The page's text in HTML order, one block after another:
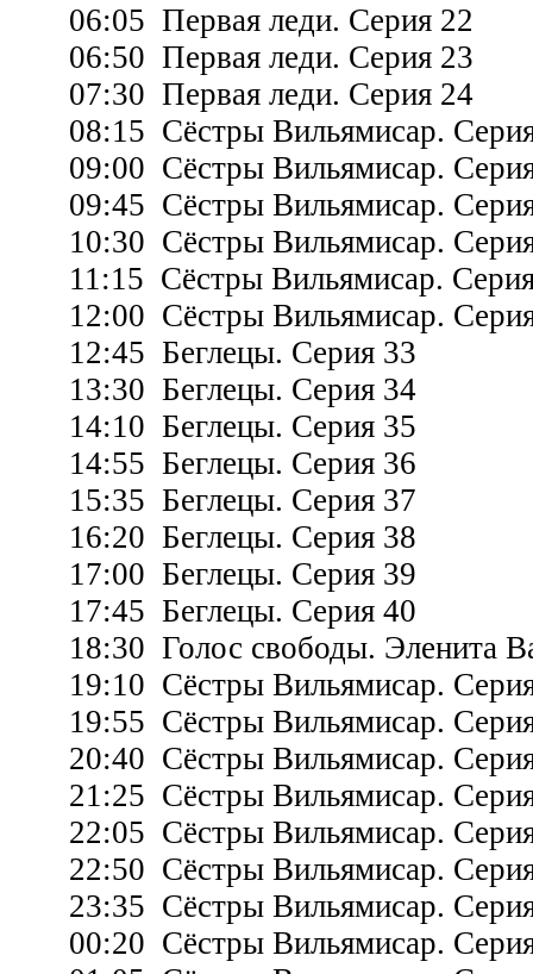
06:05 Первая леди. Серия 22
06:50 Первая леди. Серия 23
07:30 Первая леди. Серия 24
08:15 Сёстры Вильямисар.
09:00 Сёстры Вильямисар.
09:45 Сёстры Вильямисар.
10:30 Сёстры Вильямисар.
11:15 Сёстры Вильямисар.
12:00 Сёстры Вильямисар.
12:45 Беглецы. Серия 33
13:30 Беглецы. Серия 34
14:10 Беглецы. Серия 35
14:55 Беглецы. Серия 36
15:35 Беглецы. Серия 37
16:20 Беглецы. Серия 38
17:00 Беглецы. Серия 39
17:45 Беглецы. Серия 40
18:30 Голос свободы. Эленита
19:10 Сёстры Вильямисар.
19:55 Сёстры Вильямисар.
20:40 Сёстры Вильямисар.
21:25 Сёстры Вильямисар.
22:05 Сёстры Вильямисар.
22:50 Сёстры Вильямисар.
23:35 Сёстры Вильямисар.
00:20 Сёстры Вильямисар.